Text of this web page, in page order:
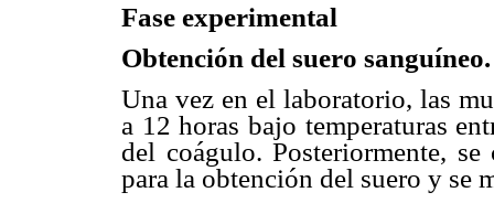
Fase experimental
Obtención del suero sanguíneo.
Una vez en el laboratorio, las
a 12 horas bajo temperaturas
del coágulo. Posteriormente,
para la obtención del suero y se